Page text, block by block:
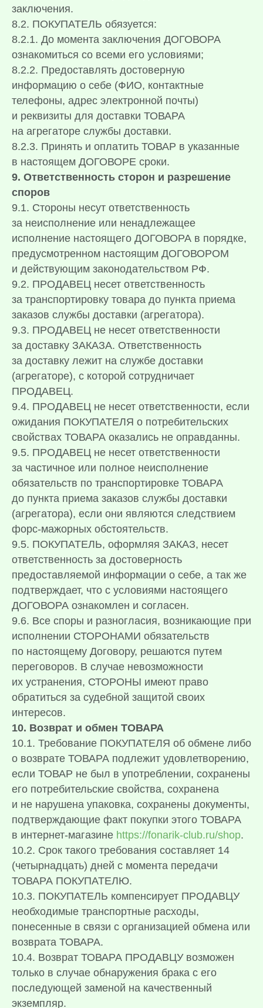
заключения.
8.2. ПОКУПАТЕЛЬ обязуется:
8.2.1. До момента заключения ДОГОВОРА
ознакомиться со всеми его условиями;
8.2.2. Предоставлять достоверную
информацию о себе (ФИО, контактные
телефоны, адрес электронной почты)
и реквизиты для доставки ТОВАРА
на агрегаторе службы доставки.
8.2.3. Принять и оплатить ТОВАР в указанные
в настоящем ДОГОВОРЕ сроки.
9. Ответственность сторон и разрешение
споров
9.1. Стороны несут ответственность
за неисполнение или ненадлежащее
исполнение настоящего ДОГОВОРА в порядке,
предусмотренном настоящим ДОГОВОРОМ
и действующим законодательством РФ.
9.2. ПРОДАВЕЦ несет ответственность
за транспортировку товара до пункта приема
заказов службы доставки (агрегатора).
9.3. ПРОДАВЕЦ не несет ответственности
за доставку ЗАКАЗА. Ответственность
за доставку лежит на службе доставки
(агрегаторе), с которой сотрудничает
ПРОДАВЕЦ.
9.4. ПРОДАВЕЦ не несет ответственности, если
ожидания ПОКУПАТЕЛЯ о потребительских
свойствах ТОВАРА оказались не оправданны.
9.5. ПРОДАВЕЦ не несет ответственности
за частичное или полное неисполнение
обязательств по транспортировке ТОВАРА
до пункта приема заказов службы доставки
(агрегатора), если они являются следствием
форс-мажорных обстоятельств.
9.5. ПОКУПАТЕЛЬ, оформляя ЗАКАЗ, несет
ответственность за достоверность
предоставляемой информации о себе, а так же
подтверждает, что с условиями настоящего
ДОГОВОРА ознакомлен и согласен.
9.6. Все споры и разногласия, возникающие при
исполнении СТОРОНАМИ обязательств
по настоящему Договору, решаются путем
переговоров. В случае невозможности
их устранения, СТОРОНЫ имеют право
обратиться за судебной защитой своих
интересов.
10. Возврат и обмен ТОВАРА
10.1. Требование ПОКУПАТЕЛЯ об обмене либо
о возврате ТОВАРА подлежит удовлетворению,
если ТОВАР не был в употреблении, сохранены
его потребительские свойства, сохранена
и не нарушена упаковка, сохранены документы,
подтверждающие факт покупки этого ТОВАРА
в интернет-магазине https://fonarik-club.ru/shop.
10.2. Срок такого требования составляет 14
(четырнадцать) дней с момента передачи
ТОВАРА ПОКУПАТЕЛЮ.
10.3. ПОКУПАТЕЛЬ компенсирует ПРОДАВЦУ
необходимые транспортные расходы,
понесенные в связи с организацией обмена или
возврата ТОВАРА.
10.4. Возврат ТОВАРА ПРОДАВЦУ возможен
только в случае обнаружения брака с его
последующей заменой на качественный
экземпляр.